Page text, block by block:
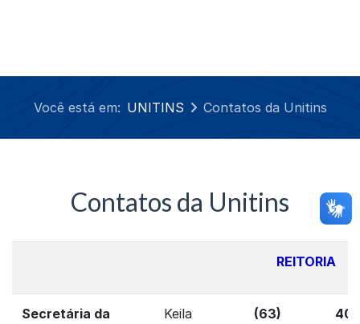
Você está em: UNITINS Contatos da Unitins
Contatos da Unitins
REITORIA
Secretária da
Keila
(63)